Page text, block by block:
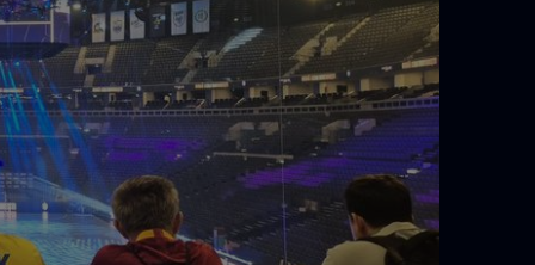
Meciuri Clasament